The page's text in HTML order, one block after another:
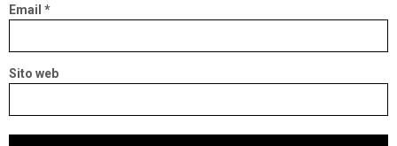
Email *
Sito web